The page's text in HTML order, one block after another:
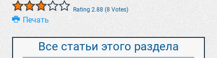
Rating 2.88 (8 Votes)
Печать
Все статьи этого раздела